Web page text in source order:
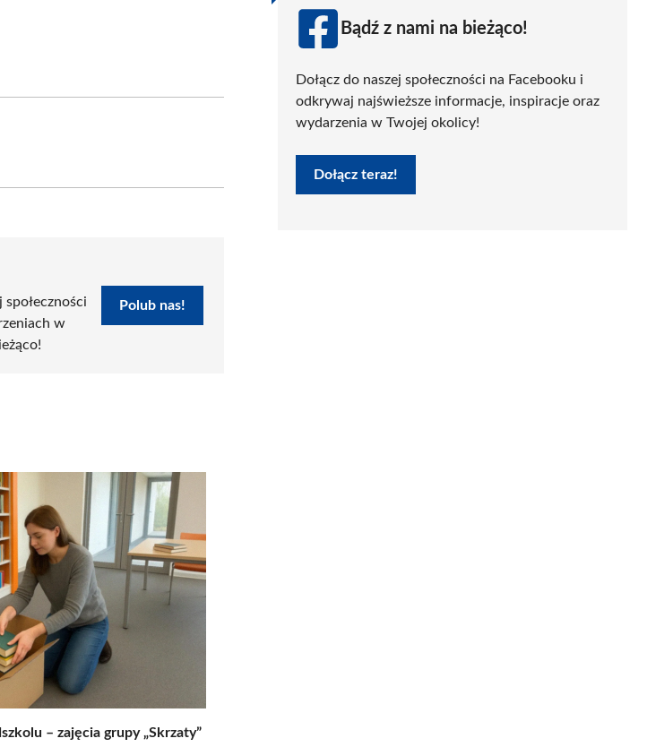
w
Polub nas!
– zajęcia grupy „Skrzaty”
Bądź z nami na bieżąco!
Dołącz do naszej społeczności na Facebooku i
odkrywaj najświeższe informacje, inspiracje oraz
wydarzenia w Twojej okolicy!
Dołącz teraz!